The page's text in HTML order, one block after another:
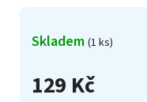
129 Kč
Skladem (1 ks)